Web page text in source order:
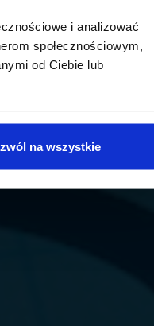
i analizować
społecznościowym,
od Ciebie lub
na wszystkie